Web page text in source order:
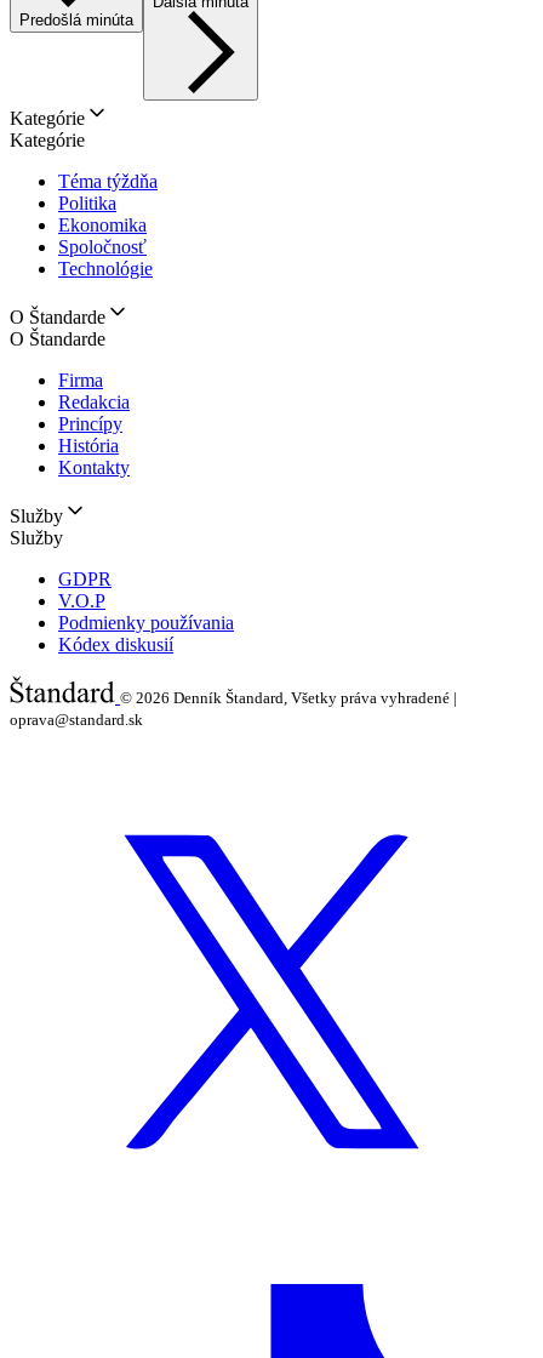
Predošlá minúta
Kategórie
Kategórie
Téma týždňa
Politika
Ekonomika
Spoločnosť
Technológie
O Štandarde
O Štandarde
Firma
Redakcia
Princípy
História
Kontakty
Služby
Služby
GDPR
V.O.P
Podmienky používania
Kódex diskusií
© 2026 Denník Štandard, Všetky práva vyhradené |
oprava@standard.sk